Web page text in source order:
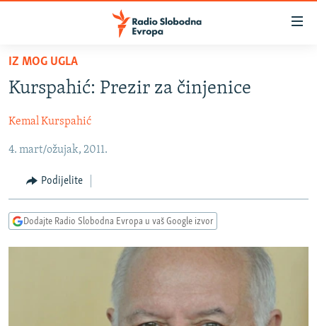
Pređite
glavni
Pređite
na
navigaciju
Pređite
na
pretragu
BOSNA I HERCEGOVINA
SRBIJA
KOSOVO
CRNA GORA
VIZUELNO
VIDEO
PODCASTI
RSE PRIČE IZ SVIJETA
IZ MOG UGLA
Kurspahić: Prezir za činjenice
Kemal Kurspahić
4. mart/ožujak, 2011.
Podijelite
Dodajte Radio Slobodna Evropa u vaš Google izvor